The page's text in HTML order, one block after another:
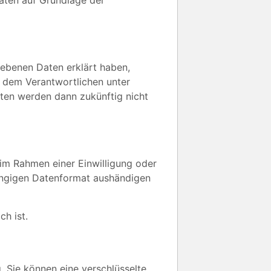
Daten erklärt haben,
Verantwortlichen unter
werden dann zukünftig nicht
Rahmen einer Einwilligung oder
Datenformat aushändigen
ist.